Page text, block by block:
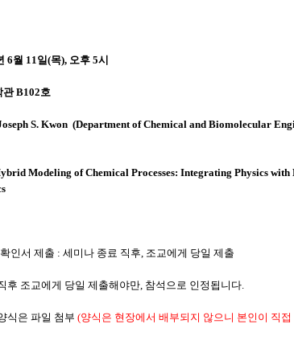
6월 11일(목), 오후 5시
관 B102호
S. Kwon (Department of Chemical and Biomolecular
Modeling of Chemical Processes: Integrating Physics
인서 제출 : 세미나 종료 직후, 조교에게 당일 제출
후 조교에게 당일 제출해야만, 참석으로 인정됩니다.
식은 파일 첨부 (양식은 현장에서 배부되지 않으니 본인이 직